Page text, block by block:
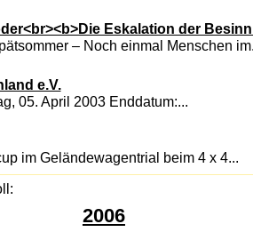
Eskalation der
– Noch einmal Menschen
e.V.
05. April 2003 Enddatum:...
im Geländewagentrial beim 4 x 4...
2006